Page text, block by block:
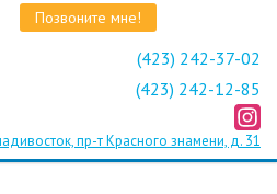
Позвоните мне!
(423) 242-37-02
(423) 242-12-85
пр-т Красного знамени, д. 31
ОТЕЛИ